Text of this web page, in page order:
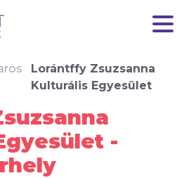
Lorántffy Zsuzsanna
Kulturális Egyesület
-